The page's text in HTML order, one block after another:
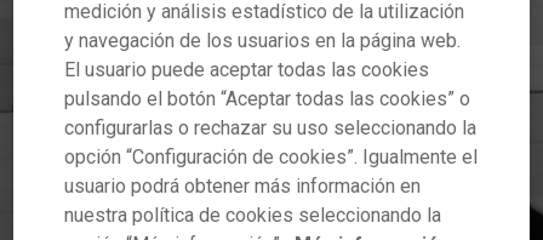
máximas garantías
legales.
Tipo de bien
Todos
medición y análisis estadístico de la utilización
y navegación de los usuarios en la página web.
El usuario puede aceptar todas las cookies
pulsando el botón “Aceptar todas las cookies” o
configurarlas o rechazar su uso seleccionando la
opción “Configuración de cookies”. Igualmente el
usuario podrá obtener más información en
nuestra política de cookies seleccionando la